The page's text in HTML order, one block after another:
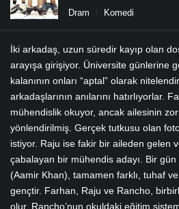
Dram Komedi
İki arkadaş, uzun süredir kayıp olan
arayışa girişiyor. Üniversite günlerine
kalanının onları “aptal” olarak
arkadaşlarının anılarını hatırlıyorlar.
mühendislik okuyor, ancak ailesinin
yönlendirilmiş. Gerçek tutkusu olan
istiyor. Raju ise fakir bir aileden gelen
çabalayan bir mühendis adayı. Bir
(Aamir Khan), tamamen farklı, tuhaf
gençtir. Farhan, Raju ve Rancho,
olur. Rancho’nun okuldaki eğitim